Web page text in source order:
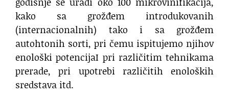
kako sa grožđem introdukovanih
(internacionalnih) tako i sa grožđem
autohtonih sorti, pri čemu ispitujemo njihov
enološki potencijaI pri različitim tehnikama
prerade, pri upotrebi različitih enoloških
sredstava itd.